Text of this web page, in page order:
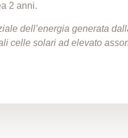
2 anni.
dell’energia generata
celle solari ad elevato